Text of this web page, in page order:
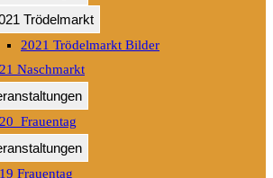
Trödelmarkt
2021 Trödelmarkt Bilder
Naschmarkt
Frauentag